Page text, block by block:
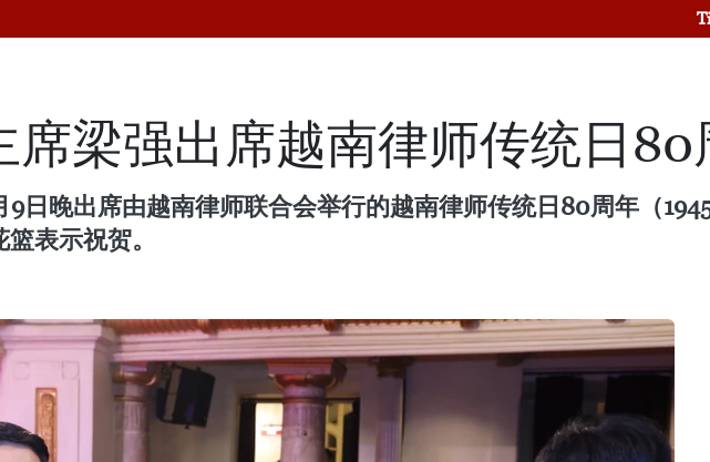
席梁强出席越南律师传统日80
9日晚出席由越南律师联合会举行的越南律师传统日80周年（
表示祝贺。